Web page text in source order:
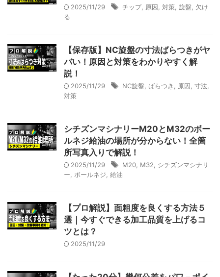
2025/11/29 チップ, 原因 対策 旋盤
欠け
る
【保存版】NC旋盤の寸法ばらつきがヤ
バい！原因と対策をわかりやすく解
説！
2025/11/29 NC旋盤 ばらつき 原因 寸法
対策
シチズンマシナリーM20とM32のボー
ルネジ給油の場所が分からない！全箇
所写真入りで解説！
2025/11/29 M20 M32
シチズンマシナリ
ー
ボールネジ 給油
【プロ解説】面粗度を良くする方法５
選｜今すぐできる加工品質を上げるコ
ツとは？
2025/11/29